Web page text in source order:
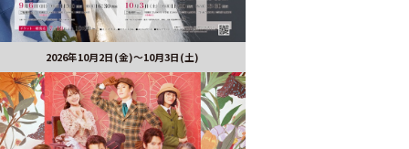
2026年10月2日(金)～10月3日(土)